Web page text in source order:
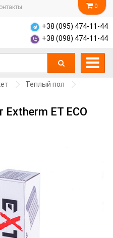
0
+38 (095) 474-11-44
+38 (098) 474-11-44
Теплый пол
ET ECO